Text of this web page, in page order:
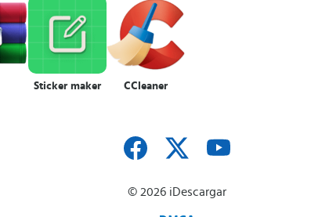
Sticker maker CCleaner
© 2026 iDescargar